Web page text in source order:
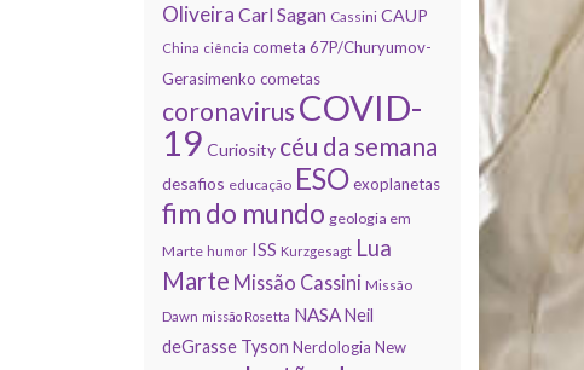
Oliveira Carl Sagan Cassini CAUP
China ciência cometa 67P/Churyumov-
Gerasimenko cometas
coronavirus COVID-
19 Curiosity céu da semana
desafios educação ESO exoplanetas
fim do mundo geologia em
Marte humor ISS Kurzgesagt Lua
Marte Missão Cassini Missão
Dawn missão Rosetta NASA Neil
deGrasse Tyson Nerdologia New